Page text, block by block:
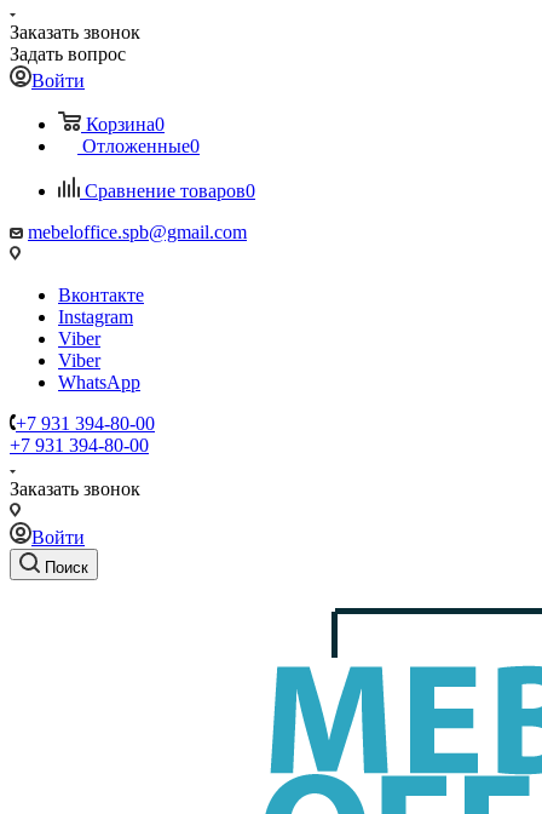
Заказать звонок
Задать вопрос
Войти
Корзина0
Отложенные0
Сравнение товаров0
mebeloffice.spb@gmail.com
Вконтакте
Instagram
Viber
Viber
WhatsApp
+7 931 394-80-00
+7 931 394-80-00
Заказать звонок
Войти
Поиск